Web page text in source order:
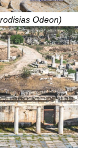
Odeon)